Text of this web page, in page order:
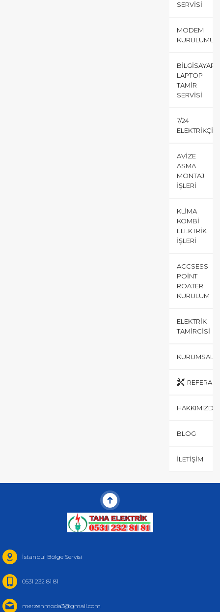
SERVISI
MODEM
KURULUMU
BILGISAYAR
LAPTOP
TAMIR
SERVISI
7/24
ELEKTRIKÇI
AVIZE
ASMA
MONTAJ
İŞLERI
KLIMA
KOMBI
ELEKTRIK
İŞLERI
ACCSESS
POINT
ROATER
KURULUM
ELEKTRIK
TAMIRCISI
KURUMSAL
HAKKIMIZDA
BLOG
İLETIŞIM
İstanbul Bölge Servisi
0531 232 81 81
merzenmoda3@gmail.com